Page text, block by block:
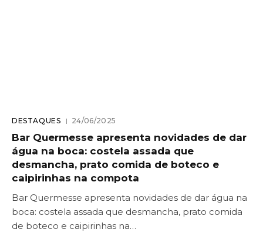
DESTAQUES 24/06/2025
Bar Quermesse apresenta novidades de dar
água na boca: costela assada que
desmancha, prato comida de boteco e
caipirinhas na compota
Bar Quermesse apresenta novidades de dar água na
boca: costela assada que desmancha, prato comida
de boteco e caipirinhas na…